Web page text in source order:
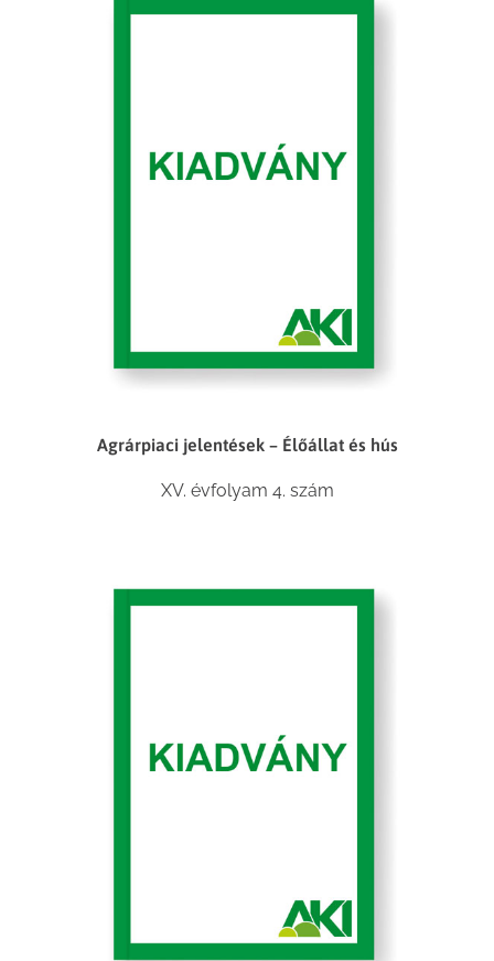
Agrárpiaci jelentések – Élőállat és hús
XV. évfolyam 4. szám